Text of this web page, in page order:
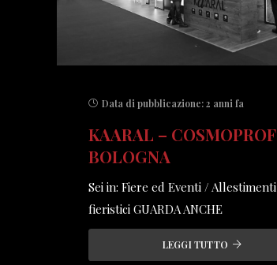
Data di pubblicazione:2 anni fa
KAARAL – COSMOPROF
BOLOGNA
Sei in: Fiere ed Eventi / Allestimenti
fieristici GUARDA ANCHE
LEGGI TUTTO